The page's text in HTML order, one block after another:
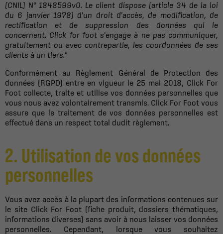
(CNIL) N° 1848599v0. Le client dispose (article 34 de la loi
du 6 janvier 1978) d'un droit d'accès, de modification, de
rectification et de suppression des données qui le
concernent. Click for foot s'engage à ne pas communiquer,
gratuitement ou avec contrepartie, les coordonnées de ses
clients à un tiers."
Conformément au Règlement Général de Protection des
données (RGPD) entre en vigueur le 25 mai 2018, Click For
Foot collecte, traite et utilise vos données personnelles que
vous nous avez volontairement transmis. Click For Foot vous
assure que le traitement de vos données personnelles est
effectué dans un respect total dudit règlement.
2. Utilisation de vos données
personnelles
Vous avez accès à la plupart des informations contenues sur
le site Click For Foot (fiche produit, dossiers thématiques,
informations diverses) sans avoir à nous laisser vos données
personnelles. Cependant, lorsque vous souhaitez